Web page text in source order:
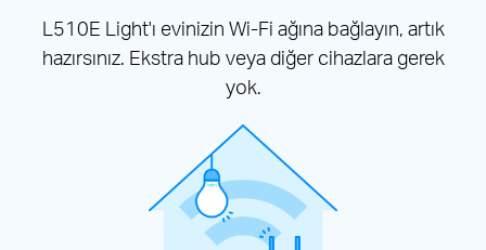
L510E Light'ı evinizin Wi-Fi ağına bağlayın, artık
hazırsınız. Ekstra hub veya diğer cihazlara gerek
yok.